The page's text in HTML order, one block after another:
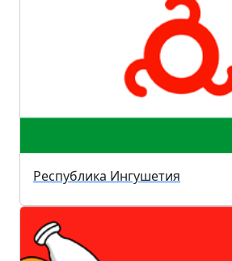
Республика Ингушетия